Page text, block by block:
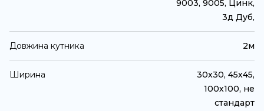
9003, 9005, Цинк,
3д Дуб,
Довжина кутника 2м
Ширина
30х30, 45х45,
100х100, не
стандарт